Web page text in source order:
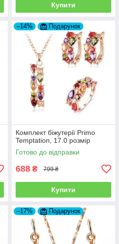
Купити
–14% Подарунок
Комплект біжутерії Primo
Temptation, 17.0 розмір
Готово до відправки
688 ₴ 799 ₴
Купити
–17% Подарунок